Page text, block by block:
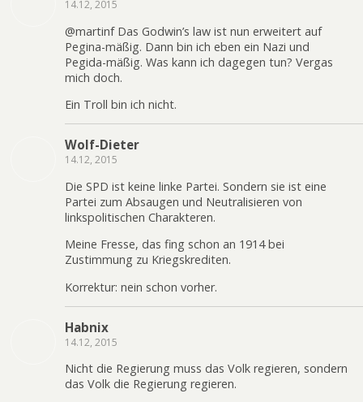
14.12, 2015
@martinf Das Godwin’s law ist nun erweitert auf
Pegina-mäßig. Dann bin ich eben ein Nazi und
Pegida-mäßig. Was kann ich dagegen tun? Vergas
mich doch.
Ein Troll bin ich nicht.
Wolf-Dieter
14.12, 2015
Die SPD ist keine linke Partei. Sondern sie ist eine
Partei zum Absaugen und Neutralisieren von
linkspolitischen Charakteren.
Meine Fresse, das fing schon an 1914 bei
Zustimmung zu Kriegskrediten.
Korrektur: nein schon vorher.
Habnix
14.12, 2015
Nicht die Regierung muss das Volk regieren, sondern
das Volk die Regierung regieren.